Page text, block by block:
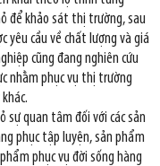
để khảo sát thị trường, sau
yêu cầu về chất lượng và giá
cũng đang nghiên cứu
nhằm phục vụ thị trường
sự quan tâm đối với các sản
phục tập luyện, sản phẩm
phục vụ đời sống hàng